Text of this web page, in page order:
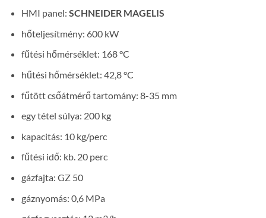
HMI panel: SCHNEIDER MAGELIS
hőteljesítmény: 600 kW
fűtési hőmérséklet: 168 °C
hűtési hőmérséklet: 42,8 °C
fűtött csőátmérő tartomány: 8-35 mm
egy tétel súlya: 200 kg
kapacitás: 10 kg/perc
fűtési idő: kb. 20 perc
gázfajta: GZ 50
gáznyomás: 0,6 MPa